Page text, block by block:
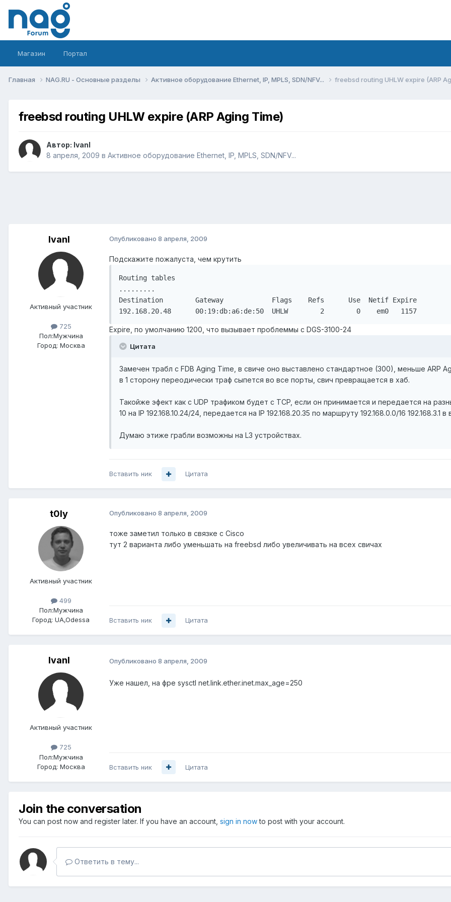
Магазин Портал
Главная NAG.RU - Основные разделы Активное оборудование Ethernet, IP, MPLS, SDN/NFV... freebsd routing UHLW expire (ARP
freebsd routing UHLW expire (ARP Aging Time)
Автор: IvanI
8 апреля, 2009 в Активное оборудование Ethernet, IP, MPLS, SDN/NFV...
IvanI
Активный участник
725
Пол:Мужчина
Город: Москва
Опубликовано 8 апреля, 2009
Подскажите пожалуста, чем крутить
Routing tables
.........
Destination        Gateway            Flags    Refs      Use  Netif Expire
192.168.20.48      00:19:db:a6:de:50  UHLW        2        0    em0   1157
Expire, по умолчанию 1200, что вызывает проблеммы с DGS-3100-24
Цитата
Замечен трабл с FDB Aging Time, в свиче оно выставлено стандартное (300), меньше ARP
в 1 сторону переодически траф сыпется во все порты, свич превращается в хаб.
Такойже эфект как с UDP трафиком будет с TCP, если он принимается и передается на
10 на IP 192.168.10.24/24, передается на IP 192.168.20.35 по маршруту 192.168.0.0/16 192.168.3.1 в
Думаю этиже грабли возможны на L3 устройствах.
Вставить ник Цитата
t0ly
Активный участник
499
Пол:Мужчина
Город: UA,Odessa
Опубликовано 8 апреля, 2009
тоже заметил только в связке с Cisco
тут 2 варианта либо уменьшать на freebsd либо увеличивать на всех свичах
Вставить ник Цитата
IvanI
Активный участник
725
Пол:Мужчина
Город: Москва
Опубликовано 8 апреля, 2009
Уже нашел, на фре sysctl net.link.ether.inet.max_age=250
Вставить ник Цитата
Join the conversation
You can post now and register later. If you have an account, sign in nowto post with your account.
Ответить в тему...